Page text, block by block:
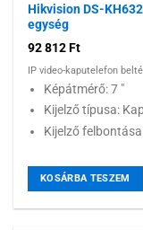
Hikvision DS-
egység
92 812Ft
IP video-kaputelefon
Képátmérő: 7 "
Kijelző típusa:
Kijelző
KOSÁRBA TESZEM